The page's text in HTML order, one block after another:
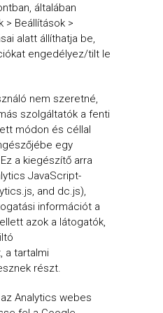
általában
> Beállítások >
alatt állíthatja be,
engedélyez/tilt le
nem szeretné,
szolgáltatók a fenti
módon és céllal
egy
a kiegészítő arra
JavaScript-
and dc.js),
információt a
azok a látogatók,
a tartalmi
részt.
Analytics webes